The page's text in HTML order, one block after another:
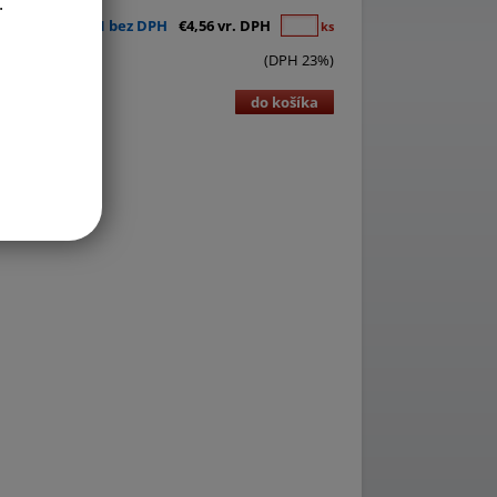
€3,71 bez DPH €4,56 vr. DPH ks
(DPH 23%)
do košíka